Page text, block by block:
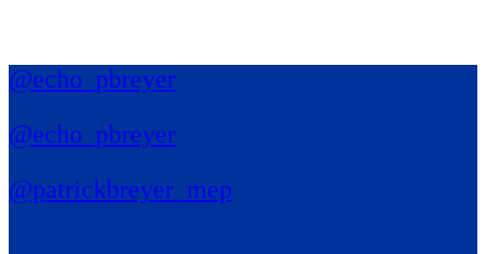
@echo_pbreyer
@echo_pbreyer
@patrickbreyer_mep